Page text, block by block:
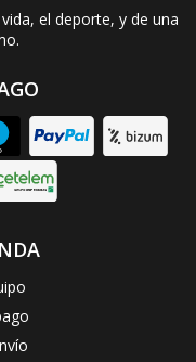
el deporte, y de una